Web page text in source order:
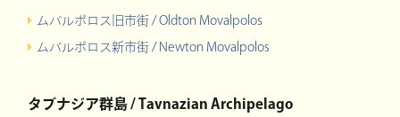
ムバルポロス旧市街 / Oldton Movalpolos
ムバルポロス新市街 / Newton Movalpolos
タブナジア群島 / Tavnazian Archipelago